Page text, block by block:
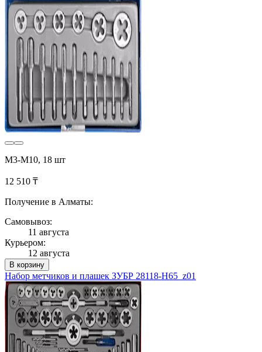
М3-М10, 18 шт
12 510 ₸
Получение в Алматы:
Самовывоз:
11 августа
Курьером:
12 августа
В корзину
Набор метчиков и плашек ЗУБР 28118-H65_z01